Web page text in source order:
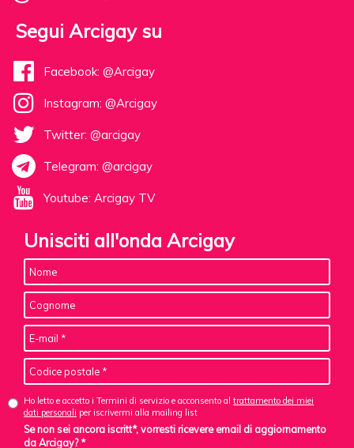
Segui Arcigay su
Facebook: @Arcigay
Instagram: @Arcigay
Twitter: @arcigay
Telegram: @arcigay
Youtube: Arcigay TV
Unisciti all'onda Arcigay
Ho letto e accetto i Termini di servizio e acconsento al trattamento dei miei
dati personali per iscrivermi alla mailing list
Se non sei ancora iscritt*, vorresti ricevere email di aggiornamento
da Arcigay? *